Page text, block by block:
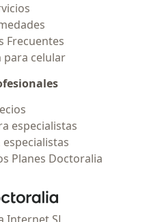
Frecuentes
para celular
especialistas
Planes Doctoralia
Doctoralia - Página de inicio